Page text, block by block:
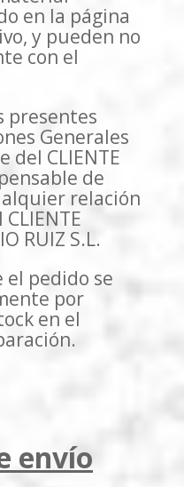
en la página
y pueden no
con el
presentes
Generales
del CLIENTE
de
relación
RUIZ S.L.
el pedido se
por
en el
envío